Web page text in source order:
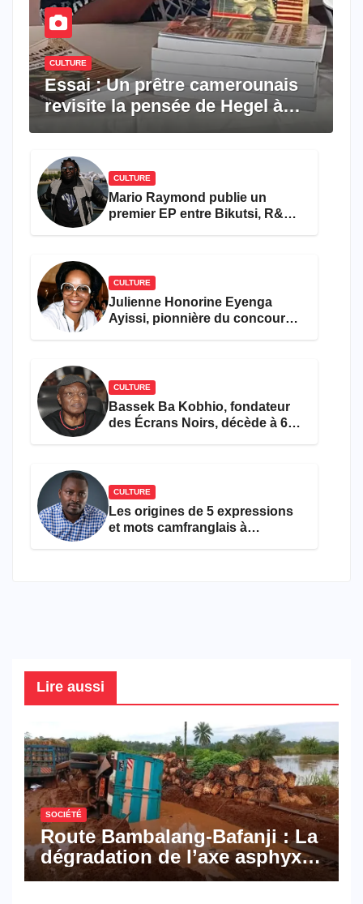
CULTURE
Essai : Un prêtre camerounais
revisite la pensée de Hegel à
CULTURE
Mario Raymond publie un
premier EP entre Bikutsi, R&B
CULTURE
Julienne Honorine Eyenga
Ayissi, pionnière du concours
CULTURE
Bassek Ba Kobhio, fondateur
des Écrans Noirs, décède à 69
CULTURE
Les origines de 5 expressions
et mots camfranglais à
Lire aussi
SOCIÉTÉ
Route Bambalang-Bafanji : La
dégradation de l’axe asphyxie
les activités économiques